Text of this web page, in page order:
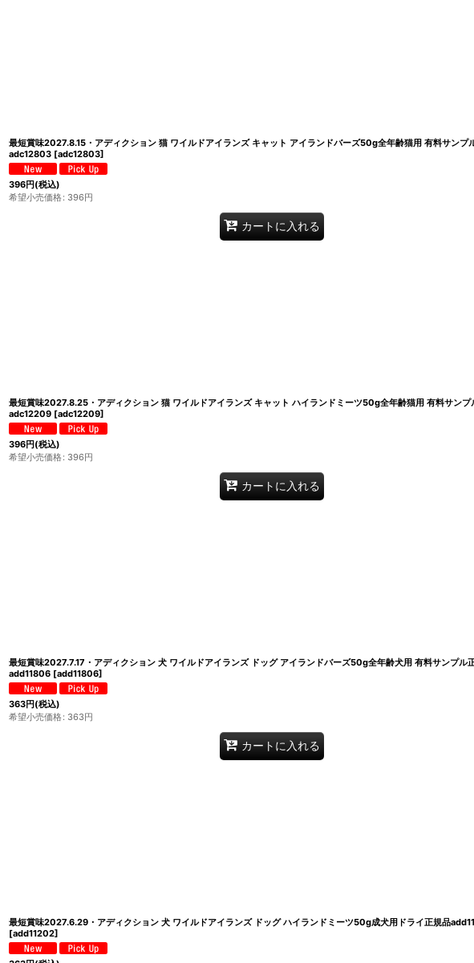
最短賞味2027.8.15・アディクション 猫 ワイルドアイランズ キャット アイランドバーズ50g全年齢猫用 有料サンプ
adc12803 [adc12803]
396円(税込)
希望小売価格: 396円
カートに入れる
最短賞味2027.8.25・アディクション 猫 ワイルドアイランズ キャット ハイランドミーツ50g全年齢猫用 有料サンプ
adc12209 [adc12209]
396円(税込)
希望小売価格: 396円
カートに入れる
最短賞味2027.7.17・アディクション 犬 ワイルドアイランズ ドッグ アイランドバーズ50g全年齢犬用 有料サンプル
add11806 [add11806]
363円(税込)
希望小売価格: 363円
カートに入れる
最短賞味2027.6.29・アディクション 犬 ワイルドアイランズ ドッグ ハイランドミーツ50g成犬用ドライ正規品
[add11202]